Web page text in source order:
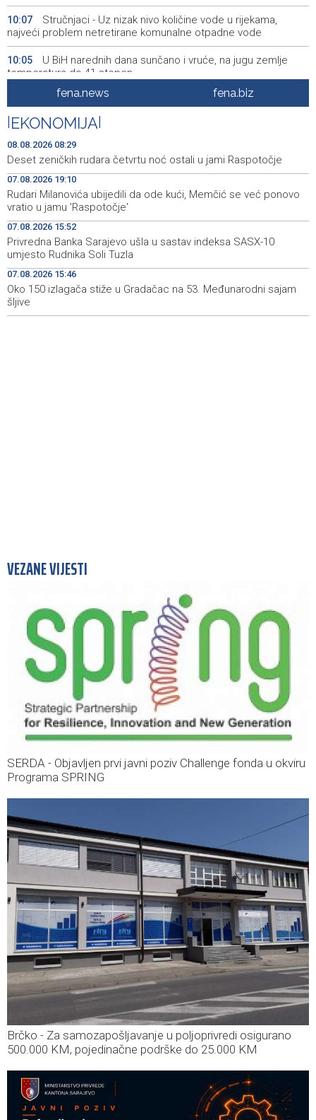
10:07
Stručnjaci - Uz nizak nivo količine vode u rijekama,
najveći problem netretirane komunalne otpadne vode
10:05
U BiH narednih dana sunčano i vruće, na jugu zemlje
temperatura do 41 stepen
Danas dva susreta nove sezone nogometne WWin lige
BiH
09:50
Jakšić: U četiri godine građanima USK-a vraćeno više od
25 miliona KM po osnovu pravosnažnih presuda
09:45 Književno veče sa Admirom i Irmom Husić u Ključu
09:18
Požar na području Kanjine i Živašnice i dalje aktivan,
angažirani brojni vatrogasci i helikopteri
08:55
Erdogan: Sporazum iz Meke nije usmjeren ni protiv
jedne države, otvoren je i za prijateljske zemlje
08:51
Američki sud blokirao Trumpov plan izgradnje plesne
dvorane u Bijeloj kući
fena.news fena.biz
EKONOMIJA
08.08.2026 08:29
Deset zeničkih rudara četvrtu noć ostali u jami Raspotočje
07.08.2026 19:10
Rudari Milanovića ubijedili da ode kući, Memčić se već ponovo
vratio u jamu 'Raspotočje'
07.08.2026 15:52
Privredna Banka Sarajevo ušla u sastav indeksa SASX-10
umjesto Rudnika Soli Tuzla
07.08.2026 15:46
Oko 150 izlagača stiže u Gradačac na 53. Međunarodni sajam
šljive
VEZANE VIJESTI
SERDA - Objavljen prvi javni poziv Challenge fonda u okviru
Programa SPRING
Brčko - Za samozapošljavanje u poljoprivredi osigurano
500.000 KM, pojedinačne podrške do 25.000 KM